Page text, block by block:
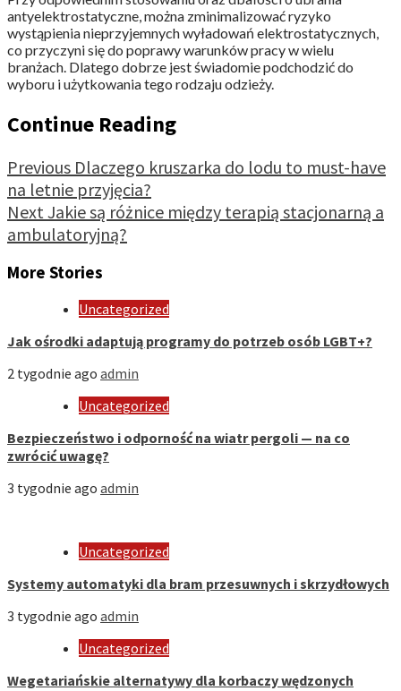
antyelektrostatyczne, można zminimalizować ryzyko
wystąpienia nieprzyjemnych wyładowań elektrostatycznych,
co przyczyni się do poprawy warunków pracy w wielu
branżach. Dlatego dobrze jest świadomie podchodzić do
wyboru i użytkowania tego rodzaju odzieży.
Continue Reading
Previous Dlaczego kruszarka do lodu to must-have
na letnie przyjęcia?
Next Jakie są różnice między terapią stacjonarną a
ambulatoryjną?
More Stories
Uncategorized
Jak ośrodki adaptują programy do potrzeb osób LGBT+?
2 tygodnie ago admin
Uncategorized
Bezpieczeństwo i odporność na wiatr pergoli — na co
zwrócić uwagę?
3 tygodnie ago admin
Uncategorized
Systemy automatyki dla bram przesuwnych i skrzydłowych
3 tygodnie ago admin
Uncategorized
Wegetariańskie alternatywy dla korbaczy wędzonych